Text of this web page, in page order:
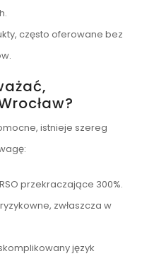
często oferowane bez
istnieje szereg
przekraczające 300%.
zwłaszcza w
język